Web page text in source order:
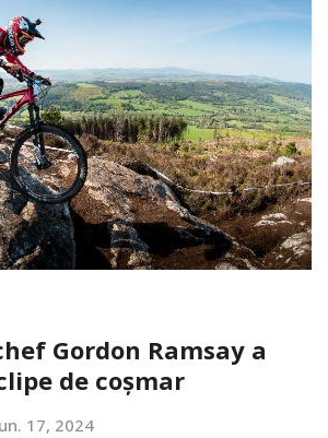
Gordon Ramsay a
de coșmar
17, 2024